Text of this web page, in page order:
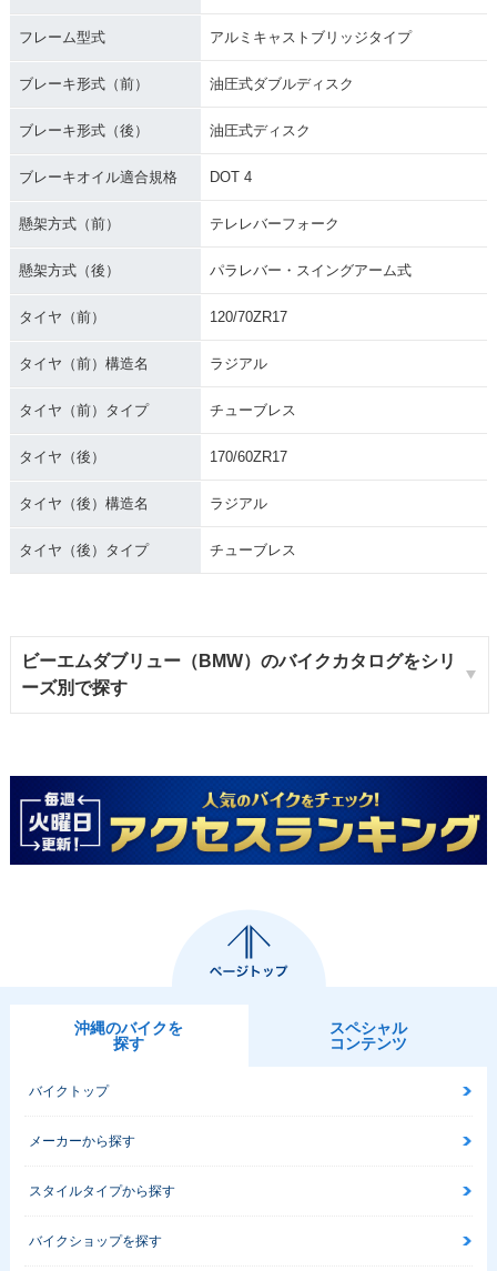
フレーム型式 アルミキャストブリッジタイプ
ブレーキ形式（前） 油圧式ダブルディスク
ブレーキ形式（後） 油圧式ディスク
ブレーキオイル適合規格 DOT 4
懸架方式（前） テレレバーフォーク
懸架方式（後） パラレバー・スイングアーム式
タイヤ（前） 120/70ZR17
タイヤ（前）構造名 ラジアル
タイヤ（前）タイプ チューブレス
タイヤ（後） 170/60ZR17
タイヤ（後）構造名 ラジアル
タイヤ（後）タイプ チューブレス
ビーエムダブリュー（BMW）のバイクカタログをシリ
ーズ別で探す
沖縄のバイクを
探す
スペシャル
コンテンツ
バイクトップ
メーカーから探す
スタイルタイプから探す
バイクショップを探す